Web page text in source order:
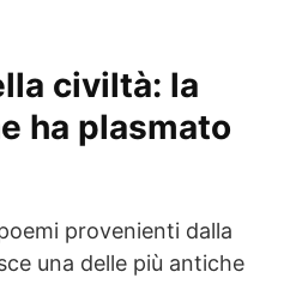
civiltà: la
ha plasmato
provenienti dalla
una delle più antiche